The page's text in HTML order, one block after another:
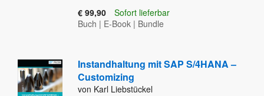
€ 99,90
Sofort lieferbar
Buch | E-Book | Bundle
Instandhaltung mit SAP S/4HANA –
Customizing
von Karl Liebstückel